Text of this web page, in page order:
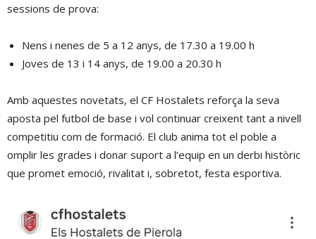
sessions de prova:
Nens i nenes de 5 a 12 anys, de 17.30 a 19.00 h
Joves de 13 i 14 anys, de 19.00 a 20.30 h
Amb aquestes novetats, el CF Hostalets reforça la seva
aposta pel futbol de base i vol continuar creixent tant a nivell
competitiu com de formació. El club anima tot el poble a
omplir les grades i donar suport a l’equip en un derbi històric
que promet emoció, rivalitat i, sobretot, festa esportiva.